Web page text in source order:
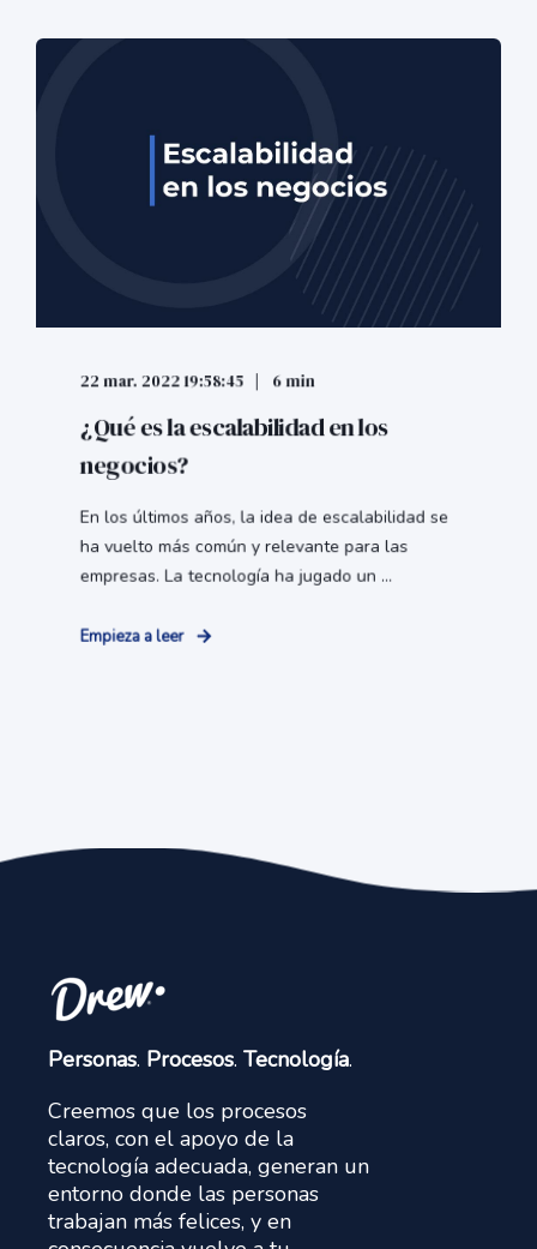
22 mar. 2022 19:58:45 6 min
¿Qué es la escalabilidad en los
negocios?
En los últimos años, la idea de escalabilidad se
ha vuelto más común y relevante para las
empresas. La tecnología ha jugado un ...
Empieza a leer
Personas. Procesos. Tecnología.
Creemos que los procesos
claros, con el apoyo de la
tecnología adecuada, generan un
entorno donde las personas
trabajan más felices, y en